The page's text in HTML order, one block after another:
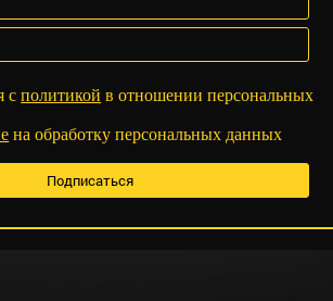
сполитикой в отношении персональных
на обработку персональных данных